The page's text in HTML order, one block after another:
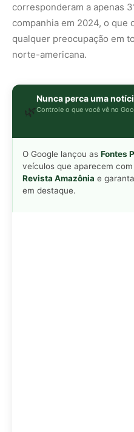
corresponderam a apenas
companhia em 2024, o que
qualquer preocupação em
norte-americana.
🌿
Nunca perca uma
Controle o que você vê no
O Google lançou as Fontes
veículos que aparecem
Revista Amazônia e
em destaque.